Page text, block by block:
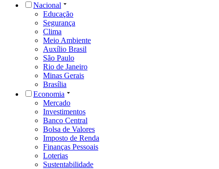
Nacional
Educação
Segurança
Clima
Meio Ambiente
Auxílio Brasil
São Paulo
Rio de Janeiro
Minas Gerais
Brasília
Economia
Mercado
Investimentos
Banco Central
Bolsa de Valores
Imposto de Renda
Finanças Pessoais
Loterias
Sustentabilidade